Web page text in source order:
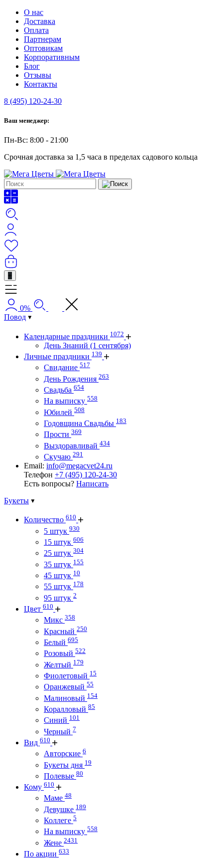
О нас
Доставка
Оплата
Партнерам
Оптовикам
Корпоративным
Блог
Отзывы
Контакты
8 (495) 120-24-30
Ваш менеджер:
Пн-Вс: 8:00 - 21:00
Срочная доставка за 1,5 часа в пределах садового кольца
+
0%
Повод
Календарные праздники 1072
День Знаний (1 сентября)
Личные праздники 139
Свидание 517
День Рождения 263
Свадьба 654
На выписку 558
Юбилей 508
Годовщина Свадьбы 183
Прости 369
Выздоравливай 434
Скучаю 291
Email: info@megacvet24.ru
Телефон +7 (495) 120-24-30
Есть вопросы? Написать
Букеты
Количество 610
5 штук 930
15 штук 606
25 штук 304
35 штук 155
45 штук 10
55 штук 178
95 штук 2
Цвет 610
Микс 358
Красный 250
Белый 695
Розовый 522
Желтый 179
Фиолетовый 15
Оранжевый 55
Малиновый 154
Коралловый 85
Синий 101
Черный 7
Вид 610
Авторские 6
Букеты дня 19
Полевые 80
Кому 610
Маме 48
Девушке 189
Коллеге 5
На выписку 558
Жене 2431
По акции 633